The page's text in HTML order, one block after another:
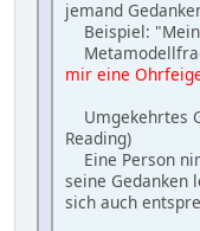
jemand
Beispiel:
mir eine
Umgekehrtes
Reading)
Eine Person
seine Gedanken
sich auch